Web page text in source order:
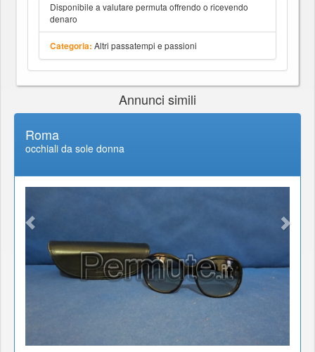
Disponibile a valutare permuta offrendo o ricevendo
denaro
Categoria: Altri passatempi e passioni
Annunci simili
Roma
occhiali da sole donna